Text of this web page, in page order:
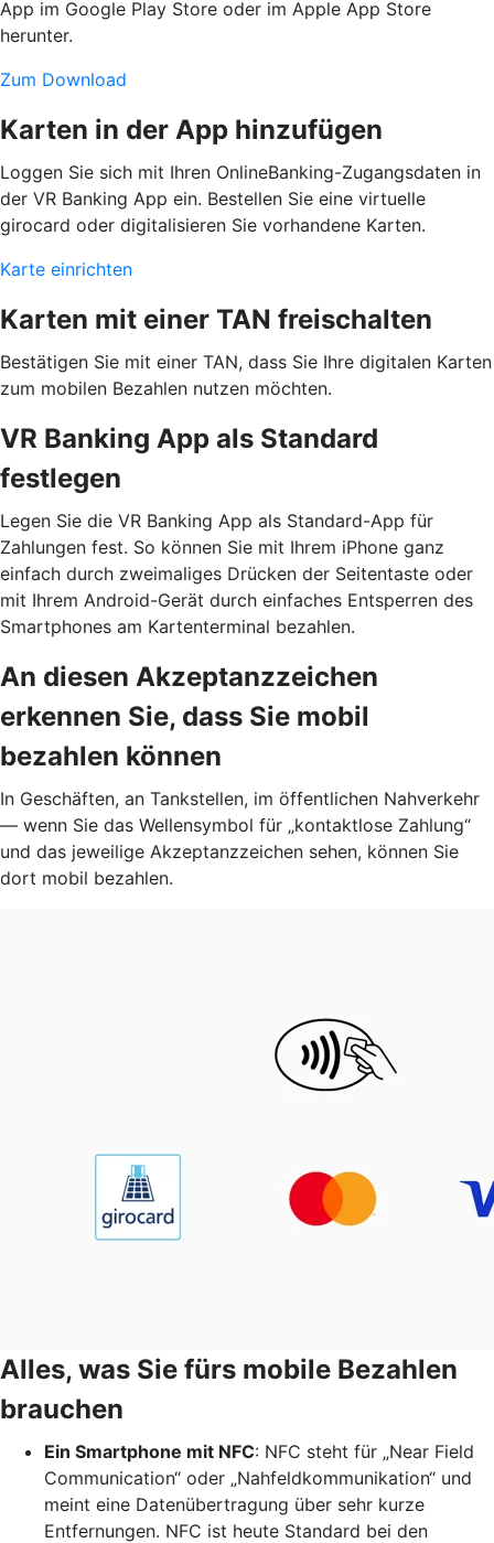
App im Google Play Store oder im Apple App Store
herunter.
Zum Download
Karten in der App hinzufügen
Loggen Sie sich mit Ihren OnlineBanking-Zugangsdaten in
der VR Banking App ein. Bestellen Sie eine virtuelle
girocard oder digitalisieren Sie vorhandene Karten.
Karte einrichten
Karten mit einer TAN freischalten
Bestätigen Sie mit einer TAN, dass Sie Ihre digitalen Karten
zum mobilen Bezahlen nutzen möchten.
VR Banking App als Standard
festlegen
Legen Sie die VR Banking App als Standard-App für
Zahlungen fest. So können Sie mit Ihrem iPhone ganz
einfach durch zweimaliges Drücken der Seitentaste oder
mit Ihrem Android-Gerät durch einfaches Entsperren des
Smartphones am Kartenterminal bezahlen.
An diesen Akzeptanzzeichen
erkennen Sie, dass Sie mobil
bezahlen können
In Geschäften, an Tankstellen, im öffentlichen Nahverkehr
— wenn Sie das Wellensymbol für „kontaktlose Zahlung“
und das jeweilige Akzeptanzzeichen sehen, können Sie
dort mobil bezahlen.
Alles, was Sie fürs mobile Bezahlen
brauchen
Ein Smartphone mit NFC: NFC steht für „Near Field
Communication“ oder „Nahfeldkommunikation“ und
meint eine Datenübertragung über sehr kurze
Entfernungen. NFC ist heute Standard bei den